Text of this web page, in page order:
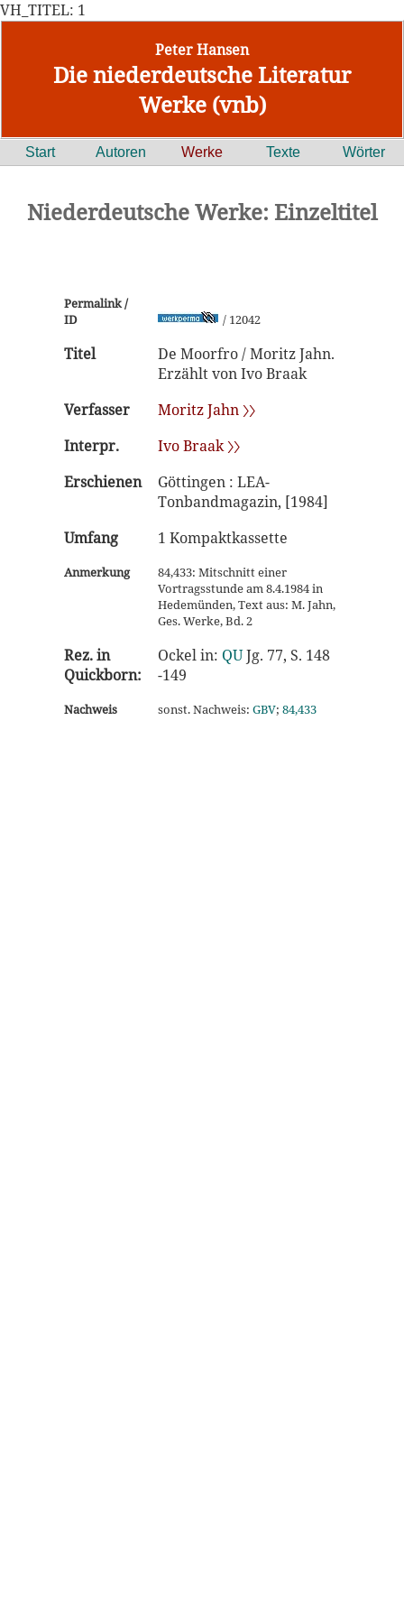
VH_TITEL: 1
Peter Hansen
Die niederdeutsche Literatur
Werke (vnb)
Start Autoren Werke Texte Wörter
Niederdeutsche Werke: Einzeltitel
Permalink /
ID
/ 12042
Titel
De Moorfro / Moritz Jahn.
Erzählt von Ivo Braak
Verfasser
Moritz Jahn 〉〉
Interpr.
Ivo Braak 〉〉
Erschienen
Göttingen : LEA-
Tonbandmagazin, [1984]
Umfang
1 Kompaktkassette
Anmerkung
84,433: Mitschnitt einer
Vortragsstunde am 8.4.1984 in
Hedemünden, Text aus: M. Jahn,
Ges. Werke, Bd. 2
Rez. in
Quickborn:
Ockel in: QUJg. 77, S. 148
-149
Nachweis sonst. Nachweis: GBV; 84,433